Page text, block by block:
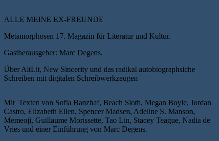
ALLE MEINE EX-FREUNDE
Metamorphosen 17. Magazin für Literatur und Kultur.
Gastherausgeber: Marc Degens.
Über AltLit, New Sincerity und das radikal autobiographsiche
Schreiben mit digitalen Schreibwerkzeugen
Mit Texten von Sofia Banzhaf, Beach Sloth, Megan Boyle, Jordan
Castro, Elizabeth Ellen, Spencer Madsen, Adeline S. Manson,
Memeoji, Guillaume Morissette, Tao Lin, Stacey Teague, Nadia de
Vries und einer Einführung von Marc Degens.